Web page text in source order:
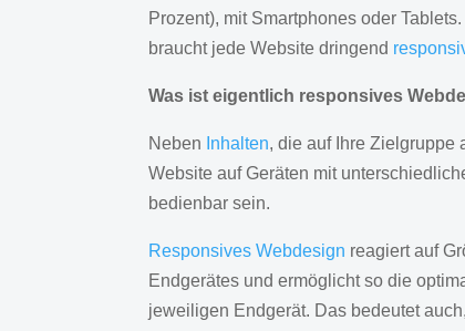
Prozent), mit Smartphones oder
braucht jede Website dringend
Was ist eigentlich responsives
Neben Inhalten, die auf Ihre Zielgruppe
Website auf Geräten mit
bedienbar sein.
Responsives Webdesign reagiert auf
Endgerätes und ermöglicht so die
jeweiligen Endgerät. Das bedeutet